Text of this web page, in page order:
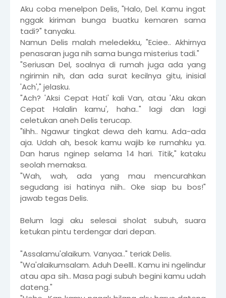
Aku coba menelpon Delis, "Halo, Del. Kamu ingat
nggak kiriman bunga buatku kemaren sama
tadi?" tanyaku.
Namun Delis malah meledekku, "Eciee.. Akhirnya
penasaran juga nih sama bunga misterius tadi."
"Seriusan Del, soalnya di rumah juga ada yang
ngirimin nih, dan ada surat kecilnya gitu, inisial
'Ach'," jelasku.
"Ach? 'Aksi Cepat Hati' kali Van, atau 'Aku akan
Cepat Halalin kamu', haha.." lagi dan lagi
celetukan aneh Delis terucap.
"Iihh.. Ngawur tingkat dewa deh kamu. Ada-ada
aja. Udah ah, besok kamu wajib ke rumahku ya.
Dan harus nginep selama 14 hari. Titik," kataku
seolah memaksa.
"Wah, wah, ada yang mau mencurahkan
segudang isi hatinya niih.. Oke siap bu bos!"
jawab tegas Delis.
Belum lagi aku selesai sholat subuh, suara
ketukan pintu terdengar dari depan.
"Assalamu'alaikum. Vanyaa.." teriak Delis.
"Wa'alaikumsalam. Aduh Deelll.. Kamu ini ngelindur
atau apa sih.. Masa pagi subuh begini kamu udah
dateng."